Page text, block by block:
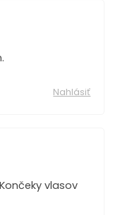
Nahlásiť
vlasov